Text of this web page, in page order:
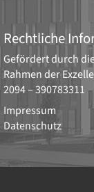
Rechtliche
Gefördert durch
Rahmen der
2094 – 390783311
Impressum
Datenschutz